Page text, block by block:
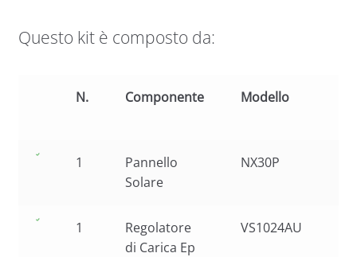
Questo kit è composto da:
N. Componente Modello
1
Pannello
Solare
NX30P
1
Regolatore
di Carica Ep
VS1024AU